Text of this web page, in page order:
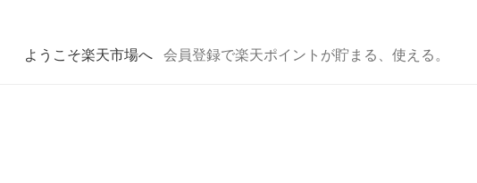
ようこそ楽天市場へ 会員登録で楽天ポイントが貯まる、使える。